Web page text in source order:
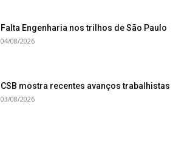
Falta Engenharia nos trilhos de São Paulo
04/08/2026
CSB mostra recentes avanços trabalhistas
03/08/2026